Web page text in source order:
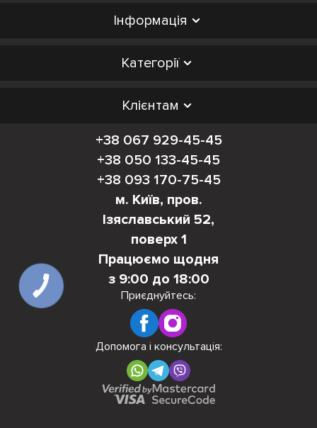
Інформація
Категорії
Клієнтам
+38 067 929-45-45
+38 050 133-45-45
+38 093 170-75-45
м. Київ, пров.
Ізяславський 52,
поверх 1
Працюємо щодня
з 9:00 до 18:00
Приєднуйтесь:
Допомога і консультація:
КНОПКА
ЗВ'ЯЗКУ